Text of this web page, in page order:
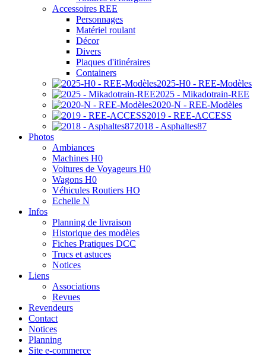
Accessoires REE
Personnages
Matériel roulant
Décor
Divers
Plaques d'itinéraires
Containers
2025-H0 - REE-Modèles
2025 - Mikadotrain-REE
2020-N - REE-Modèles
2019 - REE-ACCESS
2018 - Asphaltes87
Photos
Ambiances
Machines H0
Voitures de Voyageurs H0
Wagons H0
Véhicules Routiers HO
Echelle N
Infos
Planning de livraison
Historique des modèles
Fiches Pratiques DCC
Trucs et astuces
Notices
Liens
Associations
Revues
Revendeurs
Contact
Notices
Planning
Site e-commerce